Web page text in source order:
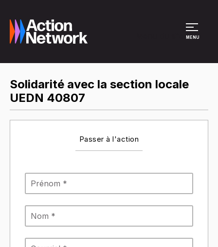
MENU
Solidarité avec la section locale
UEDN 40807
Passer à l'action